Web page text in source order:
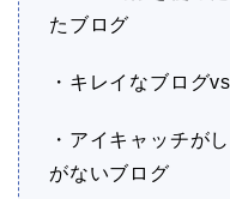
たブログ
・キレイなブログ
・アイキャッチが
がないブログ